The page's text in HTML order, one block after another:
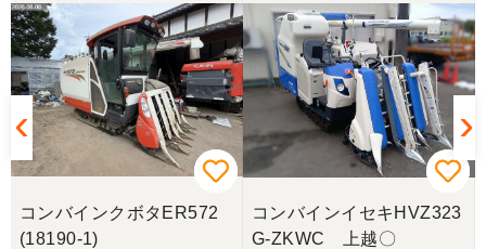
ただきましたありがとうございます
岐阜県／長池松広
この度は、コンバイン購入に際しまして、納品日に
際しては、ご配慮頂き誠にありがとうございまし
た。本当に助かりました。
岐阜県／バインダー
コンバインクボタER572
(18190-1)
コンバインイセキHVZ323
G-ZKWC 上越〇